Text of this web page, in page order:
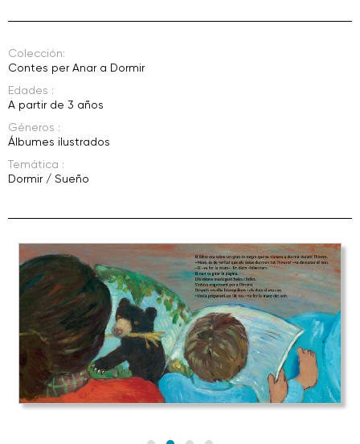
Colección:
Contes per Anar a Dormir
Edades :
A partir de 3 años
Géneros :
Álbumes ilustrados
Temática :
Dormir / Sueño